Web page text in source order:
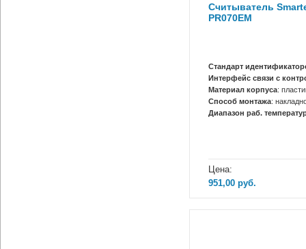
Считыватель
PR070EM
Стандарт
Интерфейс связи с
Материал корпуса:
Способ монтажа:
Диапазон раб.
Цена:
951,00 руб.